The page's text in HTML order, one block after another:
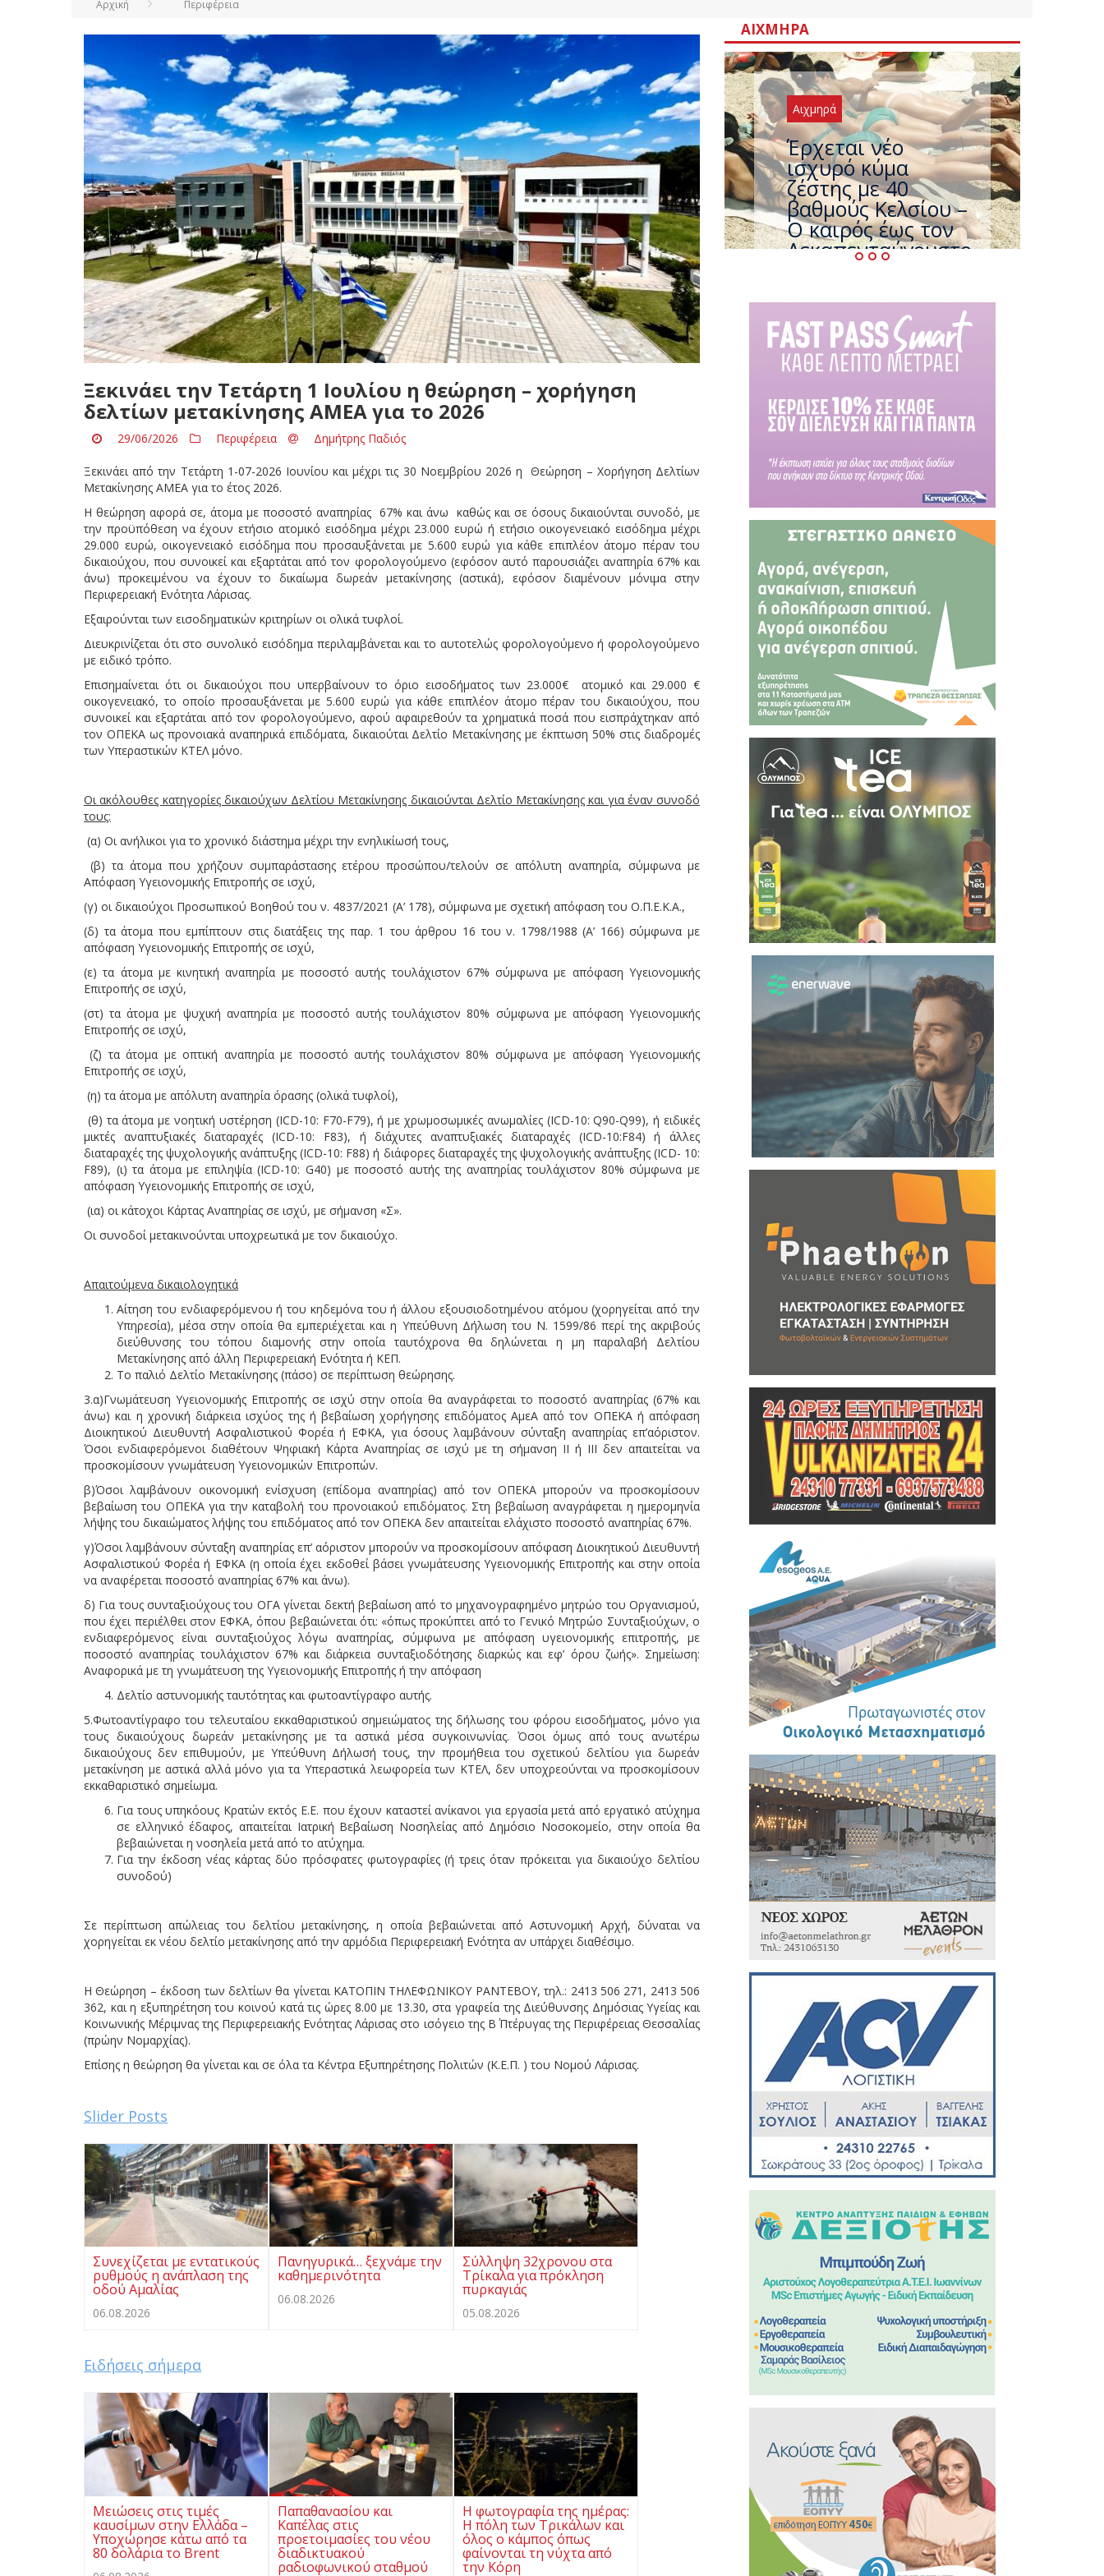
Αρχική Περιφέρεια
Ξεκινάει την Τετάρτη 1 Ιουλίου η θεώρηση – χορήγηση
δελτίων μετακίνησης ΑΜΕΑ για το 2026
29/06/2026 Περιφέρεια Δημήτρης Παδιός
Ξεκινάει από την Τετάρτη 1-07-2026 Ιουνίου και μέχρι τις 30 Νοεμβρίου 2026 η Θεώρηση – Χορήγηση Δελτίων
Μετακίνησης ΑΜΕΑ για το έτος 2026.
Η θεώρηση αφορά σε, άτομα με ποσοστό αναπηρίας 67% και άνω καθώς και σε όσους δικαιούνται συνοδό, με
την προϋπόθεση να έχουν ετήσιο ατομικό εισόδημα μέχρι 23.000 ευρώ ή ετήσιο οικογενειακό εισόδημα μέχρι
29.000 ευρώ, οικογενειακό εισόδημα που προσαυξάνεται με 5.600 ευρώ για κάθε επιπλέον άτομο πέραν του
δικαιούχου, που συνοικεί και εξαρτάται από τον φορολογούμενο (εφόσον αυτό παρουσιάζει αναπηρία 67% και
άνω) προκειμένου να έχουν το δικαίωμα δωρεάν μετακίνησης (αστικά), εφόσον διαμένουν μόνιμα στην
Περιφερειακή Ενότητα Λάρισας.
Εξαιρούνται των εισοδηματικών κριτηρίων οι ολικά τυφλοί.
Διευκρινίζεται ότι στο συνολικό εισόδημα περιλαμβάνεται και το αυτοτελώς φορολογούμενο ή φορολογούμενο
με ειδικό τρόπο.
Επισημαίνεται ότι οι δικαιούχοι που υπερβαίνουν το όριο εισοδήματος των 23.000€ ατομικό και 29.000 €
οικογενειακό, το οποίο προσαυξάνεται με 5.600 ευρώ για κάθε επιπλέον άτομο πέραν του δικαιούχου, που
συνοικεί και εξαρτάται από τον φορολογούμενο, αφού αφαιρεθούν τα χρηματικά ποσά που εισπράχτηκαν από
τον ΟΠΕΚΑ ως προνοιακά αναπηρικά επιδόματα, δικαιούται Δελτίο Μετακίνησης με έκπτωση 50% στις διαδρομές
των Υπεραστικών ΚΤΕΛ μόνο.
Οι ακόλουθες κατηγορίες δικαιούχων Δελτίου Μετακίνησης δικαιούνται Δελτίο Μετακίνησης και για έναν συνοδό
τους:
(α) Οι ανήλικοι για το χρονικό διάστημα μέχρι την ενηλικίωσή τους,
(β) τα άτομα που χρήζουν συμπαράστασης ετέρου προσώπου/τελούν σε απόλυτη αναπηρία, σύμφωνα με
Απόφαση Υγειονομικής Επιτροπής σε ισχύ,
(γ) οι δικαιούχοι Προσωπικού Βοηθού του ν. 4837/2021 (Α’ 178), σύμφωνα με σχετική απόφαση του Ο.Π.Ε.Κ.Α.,
(δ) τα άτομα που εμπίπτουν στις διατάξεις της παρ. 1 του άρθρου 16 του ν. 1798/1988 (Α’ 166) σύμφωνα με
απόφαση Υγειονομικής Επιτροπής σε ισχύ,
(ε) τα άτομα με κινητική αναπηρία με ποσοστό αυτής τουλάχιστον 67% σύμφωνα με απόφαση Υγειονομικής
Επιτροπής σε ισχύ,
(στ) τα άτομα με ψυχική αναπηρία με ποσοστό αυτής τουλάχιστον 80% σύμφωνα με απόφαση Υγειονομικής
Επιτροπής σε ισχύ,
(ζ) τα άτομα με οπτική αναπηρία με ποσοστό αυτής τουλάχιστον 80% σύμφωνα με απόφαση Υγειονομικής
Επιτροπής σε ισχύ,
(η) τα άτομα με απόλυτη αναπηρία όρασης (ολικά τυφλοί),
(θ) τα άτομα με νοητική υστέρηση (ICD-10: F70-F79), ή με χρωμοσωμικές ανωμαλίες (ICD-10: Q90-Q99), ή ειδικές
μικτές αναπτυξιακές διαταραχές (ICD-10: F83), ή διάχυτες αναπτυξιακές διαταραχές (ICD-10:F84) ή άλλες
διαταραχές της ψυχολογικής ανάπτυξης (ICD-10: F88) ή διάφορες διαταραχές της ψυχολογικής ανάπτυξης (ICD- 10:
F89), (ι) τα άτομα με επιληψία (ICD-10: G40) με ποσοστό αυτής της αναπηρίας τουλάχιστον 80% σύμφωνα με
απόφαση Υγειονομικής Επιτροπής σε ισχύ,
(ια) οι κάτοχοι Κάρτας Αναπηρίας σε ισχύ, με σήμανση «Σ».
Οι συνοδοί μετακινούνται υποχρεωτικά με τον δικαιούχο.
Απαιτούμενα δικαιολογητικά
Αίτηση του ενδιαφερόμενου ή του κηδεμόνα του ή άλλου εξουσιοδοτημένου ατόμου (χορηγείται από την
Υπηρεσία), μέσα στην οποία θα εμπεριέχεται και η Υπεύθυνη Δήλωση του Ν. 1599/86 περί της ακριβούς
διεύθυνσης του τόπου διαμονής στην οποία ταυτόχρονα θα δηλώνεται η μη παραλαβή Δελτίου
Μετακίνησης από άλλη Περιφερειακή Ενότητα ή ΚΕΠ.
Το παλιό Δελτίο Μετακίνησης (πάσο) σε περίπτωση θεώρησης.
3.α)Γνωμάτευση Υγειονομικής Επιτροπής σε ισχύ στην οποία θα αναγράφεται το ποσοστό αναπηρίας (67% και
άνω) και η χρονική διάρκεια ισχύος της ή βεβαίωση χορήγησης επιδόματος ΑμεΑ από τον ΟΠΕΚΑ ή απόφαση
Διοικητικού Διευθυντή Ασφαλιστικού Φορέα ή ΕΦΚΑ, για όσους λαμβάνουν σύνταξη αναπηρίας επ’αόριστον.
Όσοι ενδιαφερόμενοι διαθέτουν Ψηφιακή Κάρτα Αναπηρίας σε ισχύ με τη σήμανση ΙΙ ή III δεν απαιτείται να
προσκομίσουν γνωμάτευση Υγειονομικών Επιτροπών.
β)Όσοι λαμβάνουν οικονομική ενίσχυση (επίδομα αναπηρίας) από τον ΟΠΕΚΑ μπορούν να προσκομίσουν
βεβαίωση του ΟΠΕΚΑ για την καταβολή του προνοιακού επιδόματος. Στη βεβαίωση αναγράφεται η ημερομηνία
λήψης του δικαιώματος λήψης του επιδόματος από τον ΟΠΕΚΑ δεν απαιτείται ελάχιστο ποσοστό αναπηρίας 67%.
γ)Όσοι λαμβάνουν σύνταξη αναπηρίας επ’ αόριστον μπορούν να προσκομίσουν απόφαση Διοικητικού Διευθυντή
Ασφαλιστικού Φορέα ή ΕΦΚΑ (η οποία έχει εκδοθεί βάσει γνωμάτευσης Υγειονομικής Επιτροπής και στην οποία
να αναφέρεται ποσοστό αναπηρίας 67% και άνω).
δ) Για τους συνταξιούχους του ΟΓΑ γίνεται δεκτή βεβαίωση από το μηχανογραφημένο μητρώο του Οργανισμού,
που έχει περιέλθει στον ΕΦΚΑ, όπου βεβαιώνεται ότι: «όπως προκύπτει από το Γενικό Μητρώο Συνταξιούχων, ο
ενδιαφερόμενος είναι συνταξιούχος λόγω αναπηρίας, σύμφωνα με απόφαση υγειονομικής επιτροπής, με
ποσοστό αναπηρίας τουλάχιστον 67% και διάρκεια συνταξιοδότησης διαρκώς και εφ’ όρου ζωής». Σημείωση:
Αναφορικά με τη γνωμάτευση της Υγειονομικής Επιτροπής ή την απόφαση
Δελτίο αστυνομικής ταυτότητας και φωτοαντίγραφο αυτής.
5.Φωτοαντίγραφο του τελευταίου εκκαθαριστικού σημειώματος της δήλωσης του φόρου εισοδήματος, μόνο για
τους δικαιούχους δωρεάν μετακίνησης με τα αστικά μέσα συγκοινωνίας. Όσοι όμως από τους ανωτέρω
δικαιούχους δεν επιθυμούν, με Υπεύθυνη Δήλωσή τους, την προμήθεια του σχετικού δελτίου για δωρεάν
μετακίνηση με αστικά αλλά μόνο για τα Υπεραστικά λεωφορεία των ΚΤΕΛ, δεν υποχρεούνται να προσκομίσουν
εκκαθαριστικό σημείωμα.
Για τους υπηκόους Κρατών εκτός Ε.Ε. που έχουν καταστεί ανίκανοι για εργασία μετά από εργατικό ατύχημα
σε ελληνικό έδαφος, απαιτείται Ιατρική Βεβαίωση Νοσηλείας από Δημόσιο Νοσοκομείο, στην οποία θα
βεβαιώνεται η νοσηλεία μετά από το ατύχημα.
Για την έκδοση νέας κάρτας δύο πρόσφατες φωτογραφίες (ή τρεις όταν πρόκειται για δικαιούχο δελτίου
συνοδού)
Σε περίπτωση απώλειας του δελτίου μετακίνησης, η οποία βεβαιώνεται από Αστυνομική Αρχή, δύναται να
χορηγείται εκ νέου δελτίο μετακίνησης από την αρμόδια Περιφερειακή Ενότητα αν υπάρχει διαθέσιμο.
Η Θεώρηση – έκδοση των δελτίων θα γίνεται ΚΑΤΟΠΙΝ ΤΗΛΕΦΩΝΙΚΟΥ ΡΑΝΤΕΒΟΥ, τηλ.: 2413 506 271, 2413 506
362, και η εξυπηρέτηση του κοινού κατά τις ώρες 8.00 με 13.30, στα γραφεία της Διεύθυνσης Δημόσιας Υγείας και
Κοινωνικής Μέριμνας της Περιφερειακής Ενότητας Λάρισας στο ισόγειο της Β΄ Πτέρυγας της Περιφέρειας Θεσσαλίας
(πρώην Νομαρχίας).
Επίσης η θεώρηση θα γίνεται και σε όλα τα Κέντρα Εξυπηρέτησης Πολιτών (Κ.Ε.Π. ) του Νομού Λάρισας.
Slider Posts
Συνεχίζεται με εντατικούς
ρυθμούς η ανάπλαση της
οδού Αμαλίας
06.08.2026
Πανηγυρικά… ξεχνάμε την
καθημερινότητα
06.08.2026
Σύλληψη 32χρονου στα
Τρίκαλα για πρόκληση
πυρκαγιάς
05.08.2026
Ειδήσεις σήμερα
Μειώσεις στις τιμές
καυσίμων στην Ελλάδα –
Υποχώρησε κάτω από τα
80 δολάρια το Brent
Παπαθανασίου και
Καπέλας στις
προετοιμασίες του νέου
διαδικτυακού
ραδιοφωνικού σταθμού
Η φωτογραφία της ημέρας:
Η πόλη των Τρικάλων και
όλος ο κάμπος όπως
φαίνονται τη νύχτα από
την Κόρη
ΑΙΧΜΗΡΆ
Αιχμηρά
Άφαντος ο
Τσίπρας… την ώρα
που η χώρα
καίγεται